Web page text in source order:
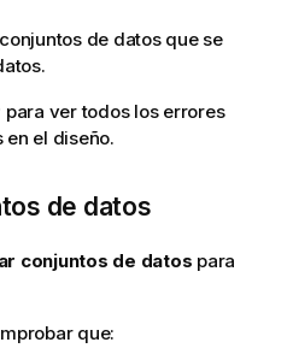
de datos que se
para ver todos los errores
el diseño.
de datos
conjuntos de datos para
que: